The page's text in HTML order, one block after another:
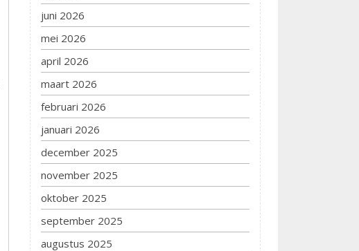
juni 2026
mei 2026
april 2026
maart 2026
februari 2026
januari 2026
december 2025
november 2025
oktober 2025
september 2025
augustus 2025